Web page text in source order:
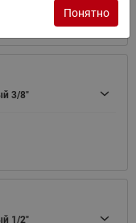
3/8"
1/2"
Понятно